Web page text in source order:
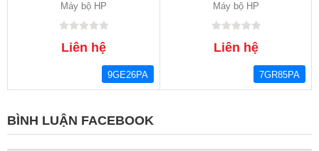
Máy bộ HP
Liên hệ
9GE26PA
Máy bộ HP
Liên hệ
7GR85PA
BÌNH LUẬN FACEBOOK